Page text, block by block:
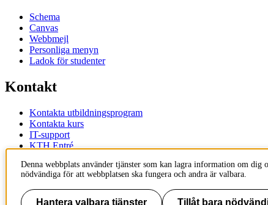
Schema
Canvas
Webbmejl
Personliga menyn
Ladok för studenter
Kontakt
Kontakta utbildningsprogram
Kontakta kurs
IT-support
KTH Entré
KTH
100 44 Stockholm
+46 8 790 60 00
Denna webbplats använder tjänster som kan lagra information om dig
nödvändiga för att webbplatsen ska fungera och andra är valbara.
Hantera valbara tjänster Tillåt bara